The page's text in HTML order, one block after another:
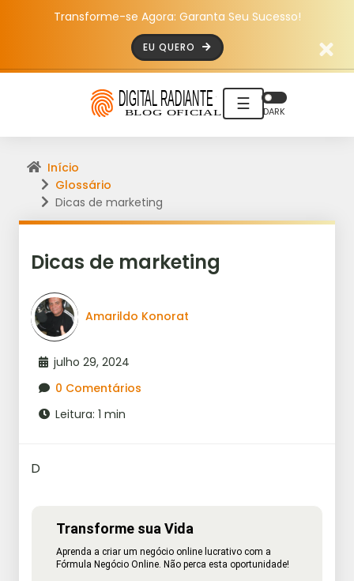
Transforme-se Agora: Garanta Seu Sucesso!
EU QUERO
☰ DARK
Início
Glossário
Dicas de marketing
Dicas de marketing
Amarildo Konorat
julho 29, 2024
0 Comentários
Leitura: 1 min
D
Transforme sua Vida
Aprenda a criar um negócio online lucrativo com a
Fórmula Negócio Online. Não perca esta oportunidade!